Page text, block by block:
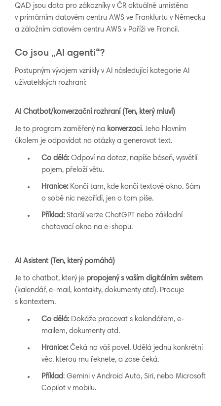
QAD jsou data pro zákazníky v ČR aktuálně umístěna
v primárním datovém centru AWS ve Frankfurtu v Německu
a záložním datovém centru AWS v Paříži ve Francii.
Co jsou „AI agenti“?
Postupným vývojem vznikly v AI následující kategorie AI
uživatelských rozhraní:
AI Chatbot/konverzační rozhraní (Ten, který mluví)
Je to program zaměřený na konverzaci. Jeho hlavním
úkolem je odpovídat na otázky a generovat text.
Co dělá:Odpoví na dotaz, napíše báseň, vysvětlí
pojem, přeloží větu.
Hranice:Končí tam, kde končí textové okno. Sám
o sobě nic nezařídí, jen o tom píše.
Příklad:Starší verze ChatGPT nebo základní
chatovací okno na e-shopu.
AI Asistent (Ten, který pomáhá)
Je to chatbot, který je propojený s vaším digitálním světem
(kalendář, e-mail, kontakty, dokumenty atd). Pracuje
s kontextem.
Co dělá:Dokáže pracovat s kalendářem, e-
mailem, dokumenty atd.
Hranice:Čeká na váš povel. Udělá jednu konkrétní
věc, kterou mu řeknete, a zase čeká.
Příklad: Gemini v Android Auto, Siri, nebo Microsoft
Copilot v mobilu.